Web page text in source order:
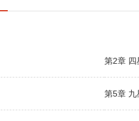
第2章 四
第5章 九